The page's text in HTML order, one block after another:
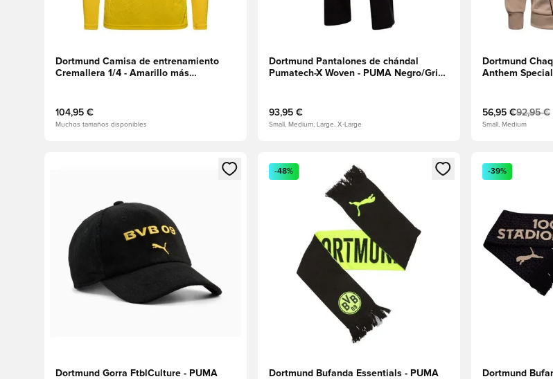
Dortmund Camisa de entrenamiento
Cremallera 1/4 - Amarillo más
104,95 €
Muchos tamaños disponibles
Dortmund Pantalones de chándal
Pumatech-X Woven - PUMA Negro/Gris
93,95 €
Small, Medium, Large, X-Large
Dortmund
Anthem
56,95 €92,95 €
Small, Medium
Abre un modal para iniciar sesión o registrarse como miembro
Dortmund Gorra FtblCulture - PUMA
Abre un modal para iniciar sesión o registrarse como
-48%
Dortmund Bufanda Essentials - PUMA
Abre un modal
-39%
Dortmund